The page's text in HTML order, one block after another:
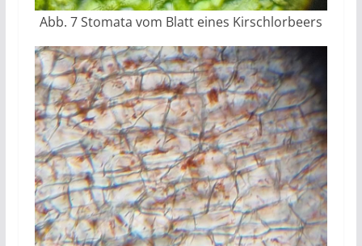
Abb. 7 Stomata vom Blatt eines Kirschlorbeers